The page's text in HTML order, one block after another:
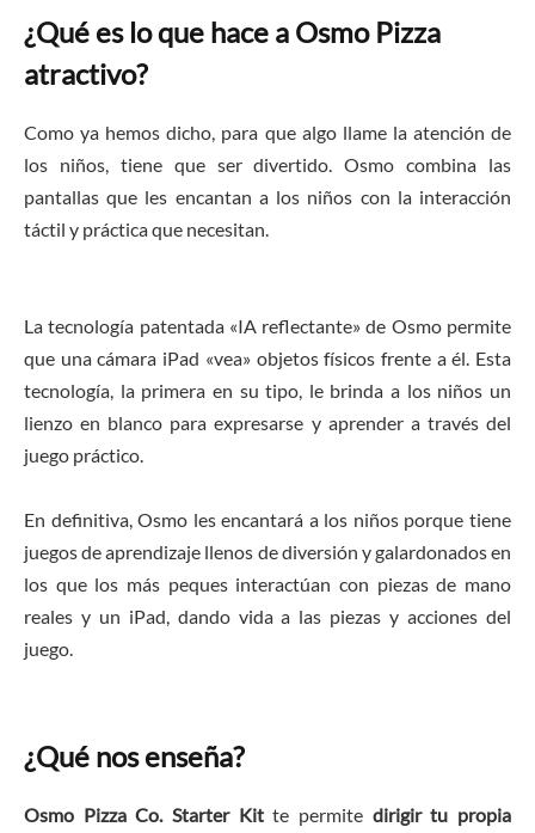
¿Qué es lo que hace a Osmo Pizza
atractivo?
Como ya hemos dicho, para que algo llame la atención de
los niños, tiene que ser divertido. Osmo combina las
pantallas que les encantan a los niños con la interacción
táctil y práctica que necesitan.
La tecnología patentada «IA reflectante» de Osmo permite
que una cámara iPad «vea» objetos físicos frente a él. Esta
tecnología, la primera en su tipo, le brinda a los niños un
lienzo en blanco para expresarse y aprender a través del
juego práctico.
En definitiva, Osmo les encantará a los niños porque tiene
juegos de aprendizaje llenos de diversión y galardonados en
los que los más peques interactúan con piezas de mano
reales y un iPad, dando vida a las piezas y acciones del
juego.
¿Qué nos enseña?
Osmo Pizza Co. Starter Kitte permite dirigir tu propia